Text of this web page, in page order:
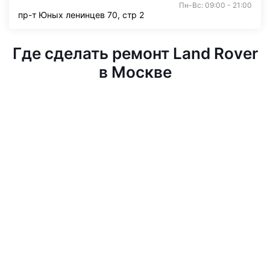
Пн-Вс: 09:00 - 21:00
пр-т Юных ленинцев 70, стр 2
Где сделать ремонт Land Rover
в Москве